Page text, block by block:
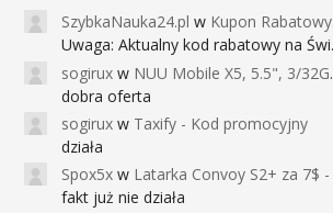
SzybkaNauka24.pl w Kupon Rabatowy na Kurs Angielskiego dla Dzieci - FunEnglish
Uwaga: Aktualny kod rabatowy na Święta (
sogirux w NUU Mobile X5, 5.5", 3/32GB, czujnik linii papilarnych, 2950mAh, aparat 13MP za 267zł - Banggood
dobra oferta
sogirux w Taxify - Kod promocyjny
działa
Spox5x w Latarka Convoy S2+ za 7$ - Najniższa cena od 2017r
fakt już nie działa